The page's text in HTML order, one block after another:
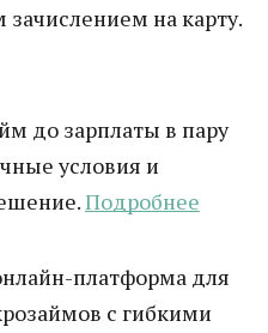
на карту.
до зарплаты в пару
условия и
Подробнее
платформа для
с гибкими